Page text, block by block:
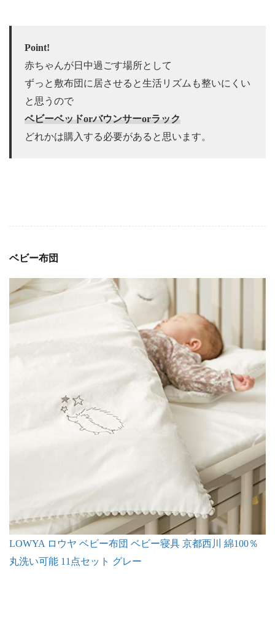
Point!
赤ちゃんが日中過ごす場所として
ずっと敷布団に居させると生活リズムも整いにくい
と思うので
ベビーベッドorバウンサーorラック
どれかは購入する必要があると思います。
ベビー布団
LOWYA ロウヤ ベビー布団 ベビー寝具 京都西川 綿100％
丸洗い可能 11点セット グレー